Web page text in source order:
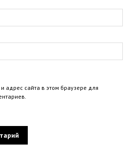
адрес сайта в этом браузере для